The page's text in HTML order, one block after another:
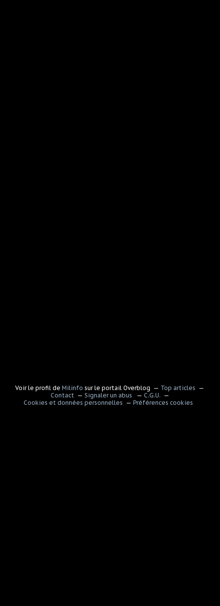
Voir le profil deMilinfo sur le portail Overblog
Top articles
Contact
Signaler un abus
C.G.U.
Cookies et données personnelles
Préférences cookies